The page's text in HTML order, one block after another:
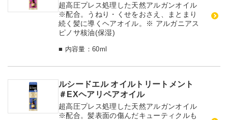
超高圧プレス処理した天然アルガンオイル
※配合。うねり・くせをおさえ、まとまり
続く髪に導くヘアオイル。※ アルガニアス
ピノサ核油(保湿)
■ 内容量：60ml
ルシードエル オイルトリートメント
＃EXヘアリペアオイル
超高圧プレス処理した天然アルガンオイル
※配合。髪表面の傷んだキューティクルも